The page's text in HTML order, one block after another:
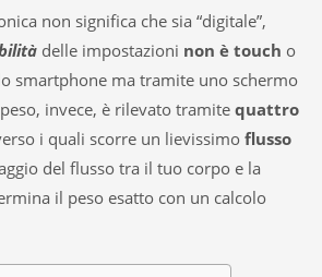
non significa che sia “digitale”,
delle impostazioni non è touch o
smartphone ma tramite uno schermo
invece, è rilevato tramite quattro
i quali scorre un lievissimo flusso
del flusso tra il tuo corpo e la
il peso esatto con un calcolo